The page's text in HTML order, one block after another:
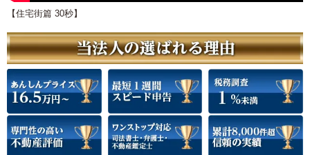
【住宅街篇 30秒】